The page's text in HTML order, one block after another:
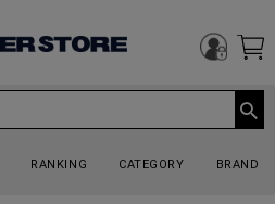
RANKING CATEGORY BRAND